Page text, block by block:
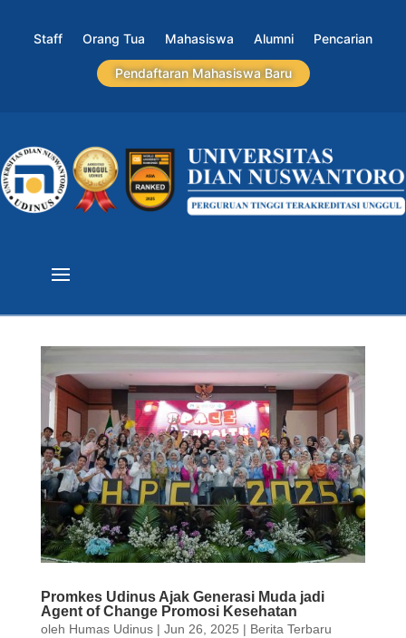
Staff Orang Tua Mahasiswa Alumni Pencarian
Pendaftaran Mahasiswa Baru
Promkes Udinus Ajak Generasi Muda jadi
Agent of Change Promosi Kesehatan
oleh Humas Udinus| Jun 26, 2025 | Berita Terbaru